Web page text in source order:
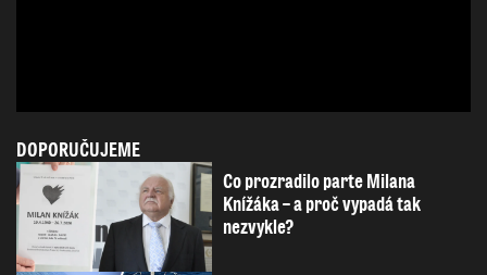
DOPORUČUJEME
Co prozradilo parte Milana
Knížáka – a proč vypadá tak
nezvykle?